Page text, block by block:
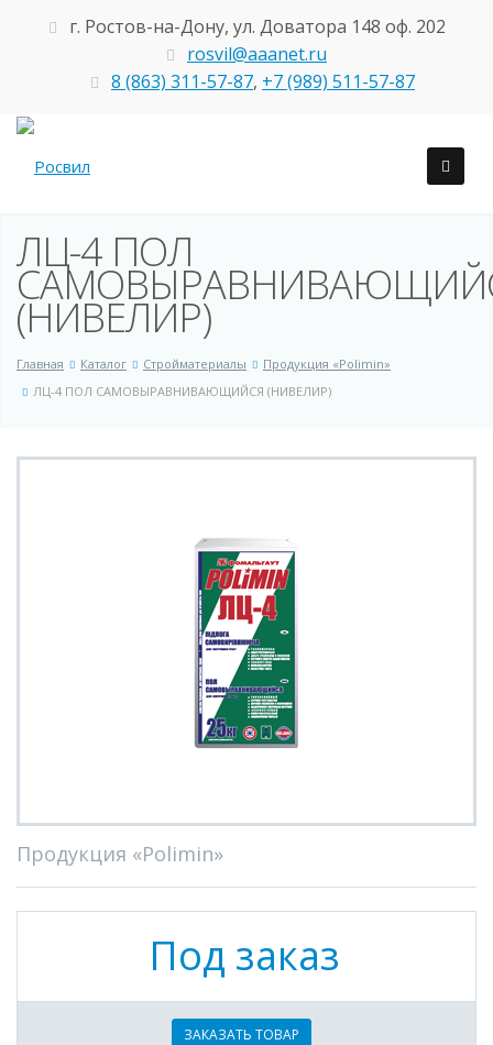
г. Ростов-на-Дону, ул. Доватора 148 оф. 202
rosvil@aaanet.ru
8 (863) 311-57-87, +7 (989) 511-57-87
ЛЦ-4 ПОЛ
(НИВЕЛИР)
Главная Каталог Стройматериалы
Продукция «Polimin»
ЛЦ-4 ПОЛ САМОВЫРАВНИВАЮЩИЙСЯ (НИВЕЛИР)
Продукция «Polimin»
Под заказ
ЗАКАЗАТЬ ТОВАР